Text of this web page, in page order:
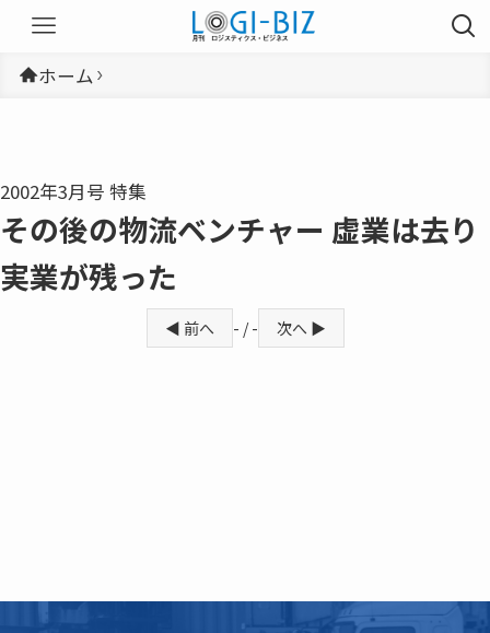
ホーム
2002年3月号 特集
その後の物流ベンチャー 虚業は去り
実業が残った
◀ 前へ - / - 次へ ▶